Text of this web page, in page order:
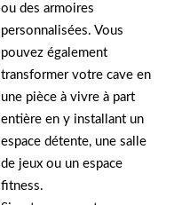
ou des armoires
personnalisées. Vous
pouvez également
transformer votre cave en
une pièce à vivre à part
entière en y installant un
espace détente, une salle
de jeux ou un espace
fitness.